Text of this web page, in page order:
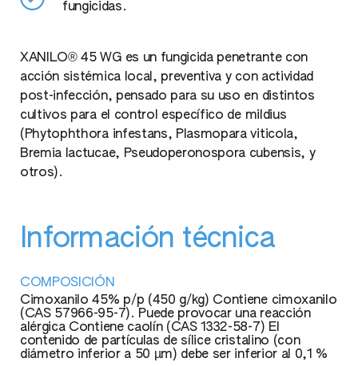
fungicidas.
XANILO® 45 WG es un fungicida penetrante con
acción sistémica local, preventiva y con actividad
post-infección, pensado para su uso en distintos
cultivos para el control específico de mildius
(Phytophthora infestans, Plasmopara viticola,
Bremia lactucae, Pseudoperonospora cubensis, y
otros).
Información técnica
COMPOSICIÓN
Cimoxanilo 45% p/p (450 g/kg) Contiene cimoxanilo
(CAS 57966-95-7). Puede provocar una reacción
alérgica Contiene caolín (CAS 1332-58-7) El
contenido de partículas de sílice cristalino (con
diámetro inferior a 50 µm) debe ser inferior al 0,1 %